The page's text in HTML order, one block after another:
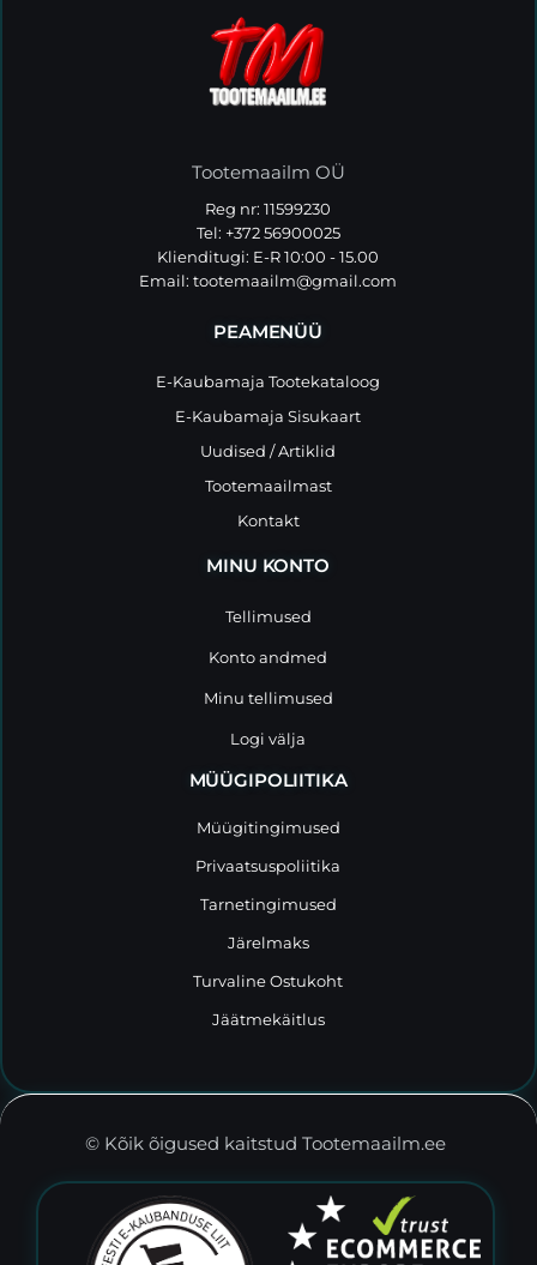
Tootemaailm OÜ
Reg nr: 11599230
Tel: +372 56900025
Klienditugi: E-R 10:00 - 15.00
Email:tootemaailm@gmail.com
PEAMENÜÜ
E-Kaubamaja Tootekataloog
E-Kaubamaja Sisukaart
Uudised / Artiklid
Tootemaailmast
Kontakt
MINU KONTO
Tellimused
Konto andmed
Minu tellimused
Logi välja
MÜÜGIPOLIITIKA
Müügitingimused
Privaatsuspoliitika
Tarnetingimused
Järelmaks
Turvaline Ostukoht
Jäätmekäitlus
© Kõik õigused kaitstud Tootemaailm.ee